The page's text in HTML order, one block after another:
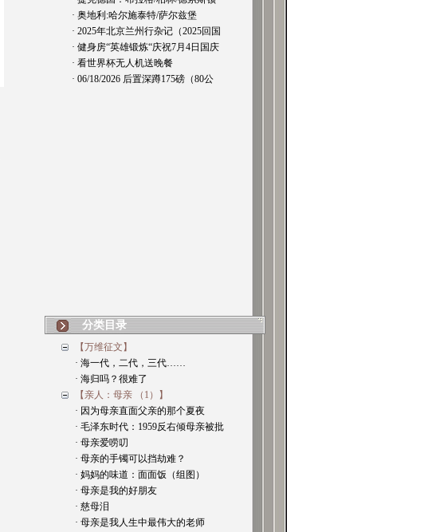
· 奥地利:哈尔施泰特/萨尔兹堡
· 2025年北京兰州行杂记（2025回国
· 健身房“英雄锻炼“庆祝7月4日国庆
· 看世界杯无人机送晚餐
· 06/18/2026 后置深蹲175磅（80公
分类目录
【万维征文】
· 海一代，二代，三代……
· 海归吗？很难了
【亲人：母亲 （1）】
· 因为母亲直面父亲的那个夏夜
· 毛泽东时代：1959反右倾母亲被批
· 母亲爱唠叨
· 母亲的手镯可以挡劫难？
· 妈妈的味道：面面饭（组图）
· 母亲是我的好朋友
· 慈母泪
· 母亲是我人生中最伟大的老师